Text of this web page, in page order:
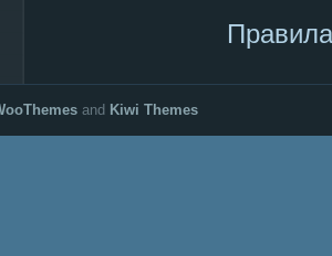
and Kiwi Themes